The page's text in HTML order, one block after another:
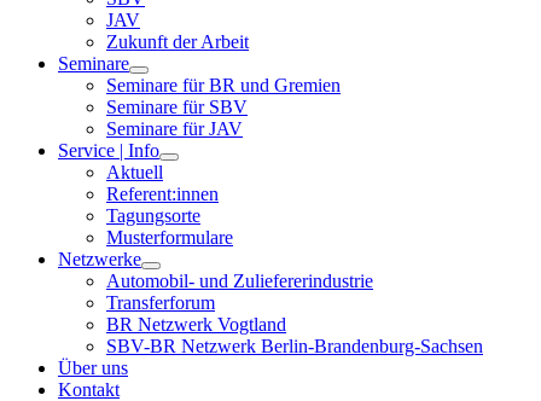
JAV
Zukunft der Arbeit
Seminare
Seminare für BR und Gremien
Seminare für SBV
Seminare für JAV
Service | Info
Aktuell
Referent:innen
Tagungsorte
Musterformulare
Netzwerke
Automobil- und Zuliefererindustrie
Transferforum
BR Netzwerk Vogtland
SBV-BR Netzwerk Berlin-Brandenburg-Sachsen
Über uns
Kontakt